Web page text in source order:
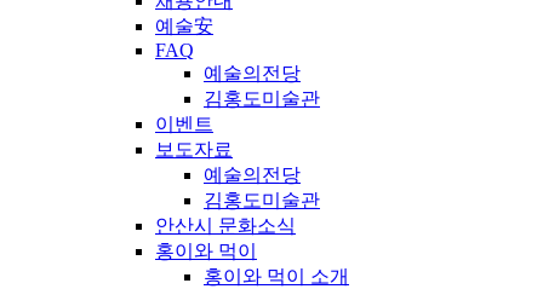
예술安
FAQ
예술의전당
김홍도미술관
이벤트
보도자료
예술의전당
김홍도미술관
안산시 문화소식
홍이와 먹이
홍이와 먹이 소개